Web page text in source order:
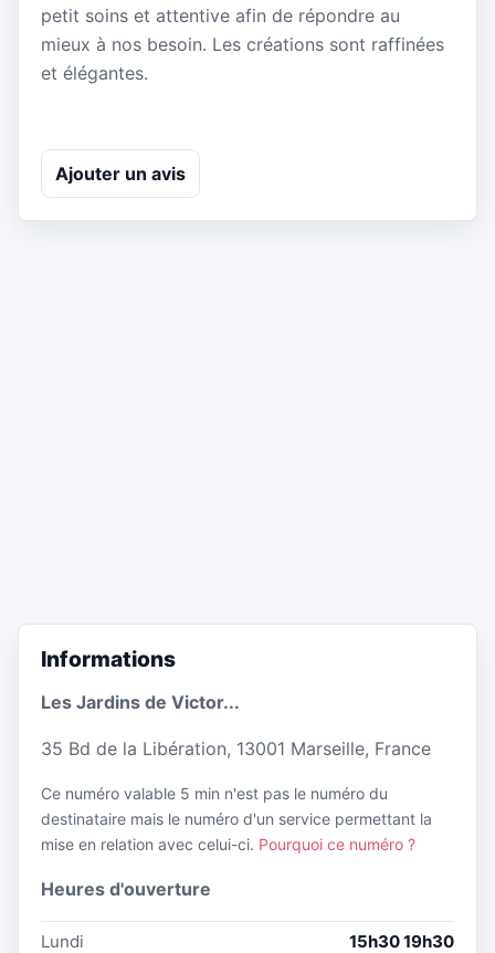
petit soins et attentive afin de répondre au
mieux à nos besoin. Les créations sont raffinées
et élégantes.
Ajouter un avis
Informations
Les Jardins de Victor...
35 Bd de la Libération, 13001 Marseille, France
Ce numéro valable 5 min n'est pas le numéro du
destinataire mais le numéro d'un service permettant la
mise en relation avec celui-ci. Pourquoi ce numéro ?
Heures d'ouverture
Lundi
15h30 19h30